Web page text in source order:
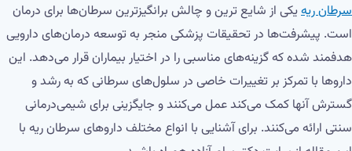
سرطان ریهیکی از شایع ترین و چالش برانگیزترین سرطان‌ها برای درمان
است. پیشرفت‌ها در تحقیقات پزشکی منجر به توسعه درمان‌های دارویی
هدفمند شده که گزینه‌های مناسبی را در اختیار بیماران قرار می‌دهد. این
داروها با تمرکز بر تغییرات خاصی در سلول‌های سرطانی که به رشد و
گسترش آنها کمک می‌کند عمل می‌کنند و جایگزینی برای شیمی‌درمانی
سنتی ارائه می‌کنند. برای آشنایی با انواع مختلف داروهای سرطان ریه با